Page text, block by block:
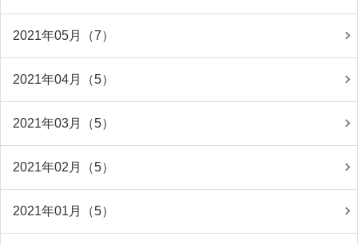
2021年05月（7）
2021年04月（5）
2021年03月（5）
2021年02月（5）
2021年01月（5）